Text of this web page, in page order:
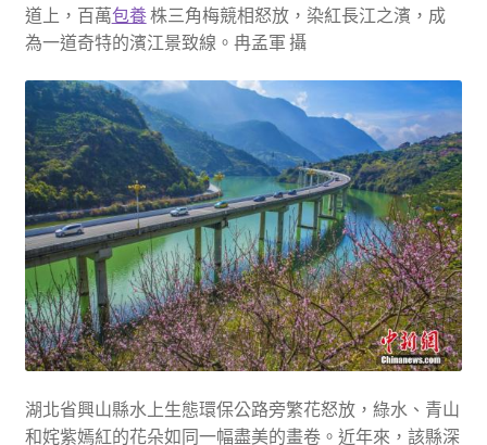
道上，百萬包養株三角梅競相怒放，染紅長江之濱，成
為一道奇特的濱江景致線。冉孟軍 攝
湖北省興山縣水上生態環保公路旁繁花怒放，綠水、青山
和姹紫嫣紅的花朵如同一幅盡美的畫卷。近年來，該縣深